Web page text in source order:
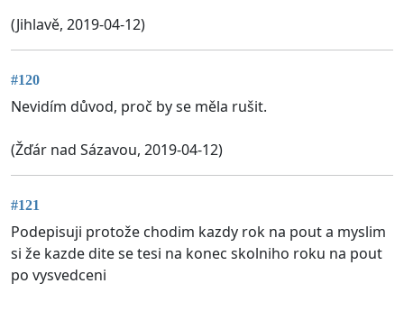
(Jihlavě, 2019-04-12)
#120
Nevidím důvod, proč by se měla rušit.
(Žďár nad Sázavou, 2019-04-12)
#121
Podepisuji protože chodim kazdy rok na pout a myslim
si že kazde dite se tesi na konec skolniho roku na pout
po vysvedceni